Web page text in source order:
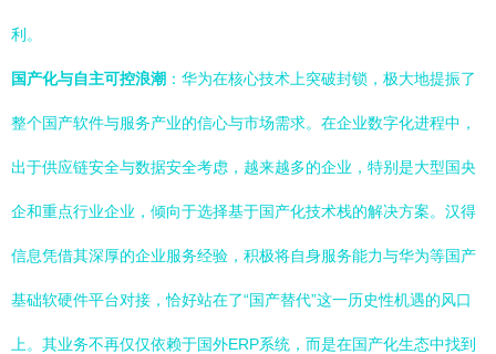
利。
国产化与自主可控浪潮 ：华为在核心技术上突破封锁，极大地提振了
整个国产软件与服务产业的信心与市场需求。在企业数字化进程中，
出于供应链安全与数据安全考虑，越来越多的企业，特别是大型国央
企和重点行业企业，倾向于选择基于国产化技术栈的解决方案。汉得
信息凭借其深厚的企业服务经验，积极将自身服务能力与华为等国产
基础软硬件平台对接，恰好站在了“国产替代”这一历史性机遇的风口
上。其业务不再仅仅依赖于国外ERP系统，而是在国产化生态中找到